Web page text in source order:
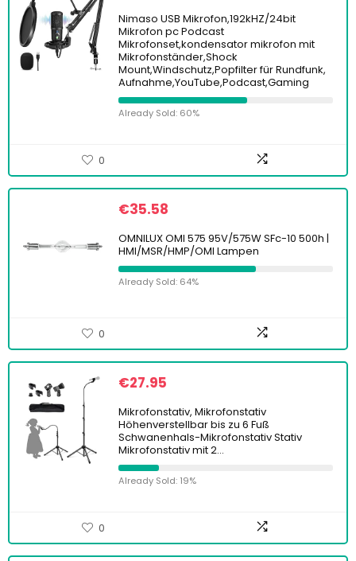
Nimaso USB Mikrofon,192kHZ/24bit
Mikrofon pc Podcast
Mikrofonset,kondensator mikrofon mit
Mikrofonständer,Shock
Mount,Windschutz,Popfilter für Rundfunk,
Aufnahme,YouTube,Podcast,Gaming
Already Sold: 60%
0
€35.58
OMNILUX OMI 575 95V/575W SFc-10 500h |
HMI/MSR/HMP/OMI Lampen
Already Sold: 64%
0
€27.95
Mikrofonstativ, Mikrofonstativ
Höhenverstellbar bis zu 6 Fuß
Schwanenhals-Mikrofonstativ Stativ
Mikrofonstativ mit 2…
Already Sold: 19%
0